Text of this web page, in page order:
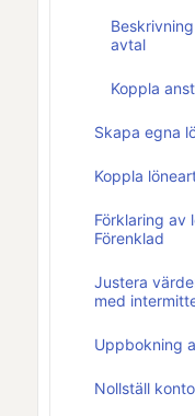
avtal
Koppla
Skapa egna
Koppla
Förklaring av
Förenklad
Justera
med
Uppbokning
Nollställ